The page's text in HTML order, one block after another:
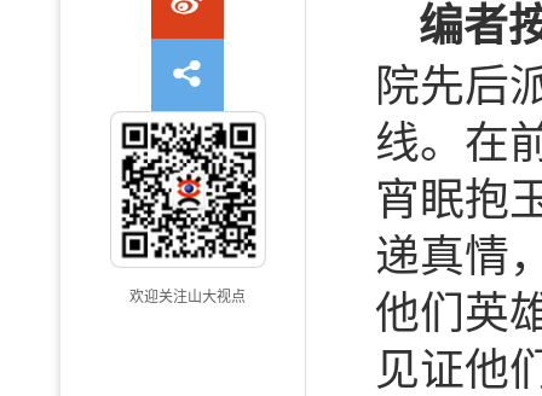
欢迎关注山大视点
编者
院先后
线。在
宵眠抱
递真情
他们英
见证他